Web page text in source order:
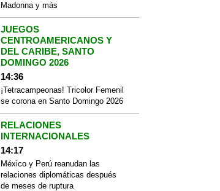
Madonna y más
JUEGOS
CENTROAMERICANOS Y
DEL CARIBE, SANTO
DOMINGO 2026
14:36
¡Tetracampeonas! Tricolor Femenil
se corona en Santo Domingo 2026
RELACIONES
INTERNACIONALES
14:17
México y Perú reanudan las
relaciones diplomáticas después
de meses de ruptura